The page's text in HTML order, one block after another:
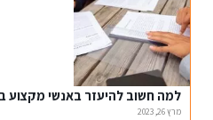
למה חשוב להיעזר באנשי מקצוע
מרץ 26, 2023